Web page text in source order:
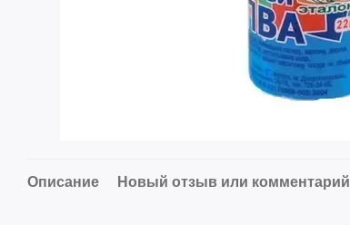
Описание Новый отзыв или комментарий